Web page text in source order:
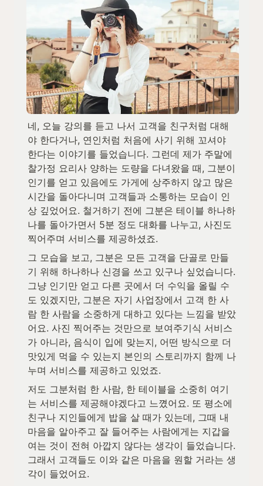
네, 오늘 강의를 듣고 나서 고객을 친구처럼 대해
야 한다거나, 연인처럼 처음에 사기 위해 꼬셔야
한다는 이야기를 들었습니다. 그런데 제가 주말에
찰가정 요리사 양하는 도량을 다녀왔을 때, 그분이
인기를 얻고 있음에도 가게에 상주하지 않고 많은
시간을 돌아다니며 고객들과 소통하는 모습이 인
상 깊었어요. 철거하기 전에 그분은 테이블 하나하
나를 돌아가면서 5분 정도 대화를 나누고, 사진도
찍어주며 서비스를 제공하셨죠.
그 모습을 보고, 그분은 모든 고객을 단골로 만들
기 위해 하나하나 신경을 쓰고 있구나 싶었습니다.
그냥 인기만 얻고 다른 곳에서 더 수익을 올릴 수
도 있겠지만, 그분은 자기 사업장에서 고객 한 사
람 한 사람을 소중하게 대하고 있다는 느낌을 받았
어요. 사진 찍어주는 것만으로 보여주기식 서비스
가 아니라, 음식이 입에 맞는지, 어떤 방식으로 더
맛있게 먹을 수 있는지 본인의 스토리까지 함께 나
누며 서비스를 제공하고 있었죠.
저도 그분처럼 한 사람, 한 테이블을 소중히 여기
는 서비스를 제공해야겠다고 느꼈어요. 또 평소에
친구나 지인들에게 밥을 살 때가 있는데, 그때 내
마음을 알아주고 잘 들어주는 사람에게는 지갑을
여는 것이 전혀 아깝지 않다는 생각이 들었습니다.
그래서 고객들도 이와 같은 마음을 원할 거라는 생
각이 들었어요.